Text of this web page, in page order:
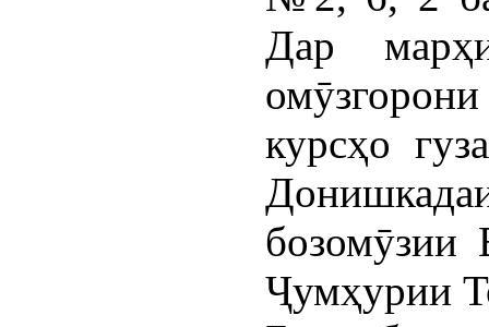
Дар
курсҳо
бозомӯзии
Ҷумҳурии